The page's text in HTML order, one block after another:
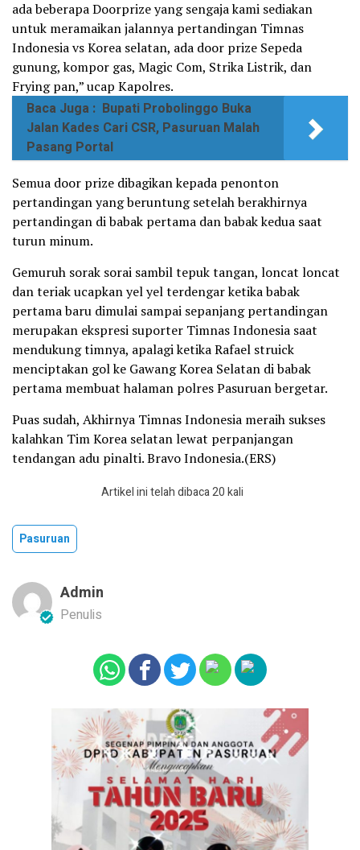
ada beberapa Doorprize yang sengaja kami sediakan
untuk meramaikan jalannya pertandingan Timnas
Indonesia vs Korea selatan, ada door prize Sepeda
gunung, kompor gas, Magic Com, Strika Listrik, dan
Frying pan,” ucap Kapolres.
Baca Juga : Bupati Probolinggo Buka
Jalan Kades Cari CSR, Pasuruan Malah
Pasang Portal
Semua door prize dibagikan kepada penonton
pertandingan yang beruntung setelah berakhirnya
pertandingan di babak pertama dan babak kedua saat
turun minum.
Gemuruh sorak sorai sambil tepuk tangan, loncat loncat
dan teriak ucapkan yel yel terdengar ketika babak
pertama baru dimulai sampai sepanjang pertandingan
merupakan ekspresi suporter Timnas Indonesia saat
mendukung timnya, apalagi ketika Rafael struick
menciptakan gol ke Gawang Korea Selatan di babak
pertama membuat halaman polres Pasuruan bergetar.
Puas sudah, Akhirnya Timnas Indonesia meraih sukses
kalahkan Tim Korea selatan lewat perpanjangan
tendangan adu pinalti. Bravo Indonesia.(ERS)
Artikel ini telah dibaca 20 kali
Pasuruan
Admin
Penulis